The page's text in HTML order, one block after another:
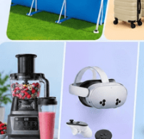
80
₪
- 49
Pitoys
אביזרים לבובות
בעלי חיים